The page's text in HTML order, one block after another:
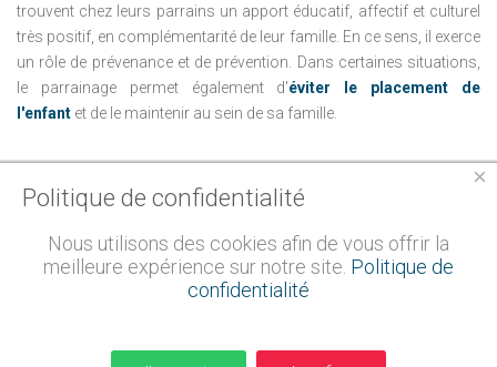
trouvent chez leurs parrains un apport éducatif, affectif et culturel
très positif, en complémentarité de leur famille. En ce sens, il exerce
un rôle de prévenance et de prévention. Dans certaines situations,
le parrainage permet également d'éviter le placement de
l'enfant et de le maintenir au sein de sa famille.
×
Politique de confidentialité
Nous utilisons des cookies afin de vous offrir la
meilleure expérience sur notre site. Politique de
confidentialité